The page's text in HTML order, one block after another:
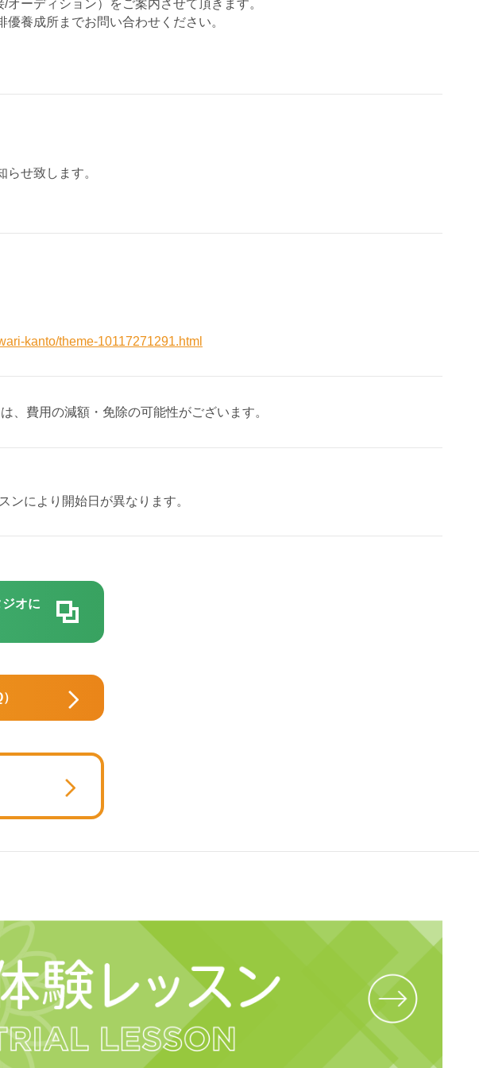
ーディション）をご案内させて頂きます。
養成所までお問い合わせください。
せ致します。
kanto/theme-10117271291.html
、費用の減額・免除の可能性がございます。
により開始日が異なります。
オに